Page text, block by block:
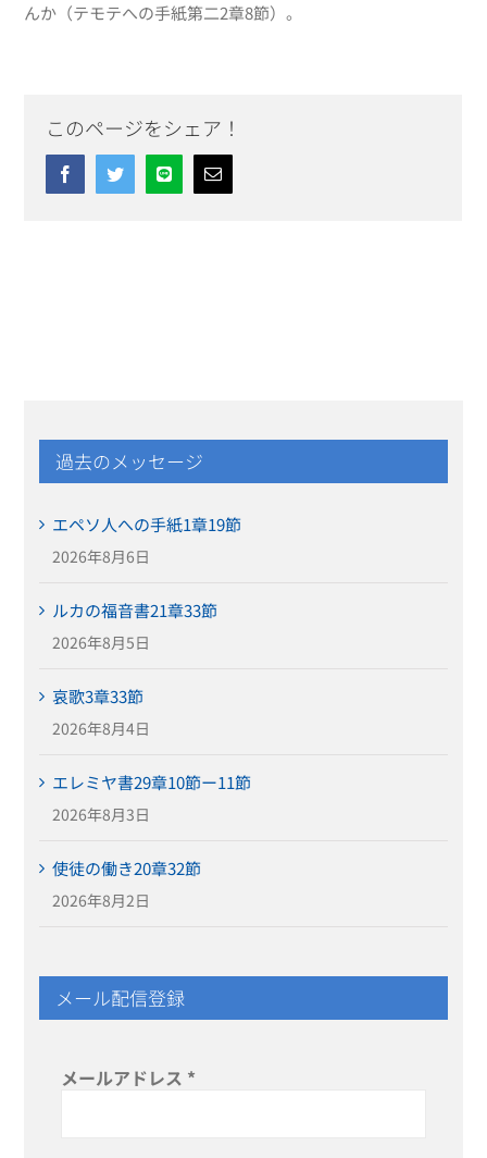
んか（テモテへの手紙第二2章8節）。
このページをシェア！
FacebookTwitterLine Email
過去のメッセージ
エペソ人への手紙1章19節
2026年8月6日
ルカの福音書21章33節
2026年8月5日
哀歌3章33節
2026年8月4日
エレミヤ書29章10節ー11節
2026年8月3日
使徒の働き20章32節
2026年8月2日
メール配信登録
メールアドレス *